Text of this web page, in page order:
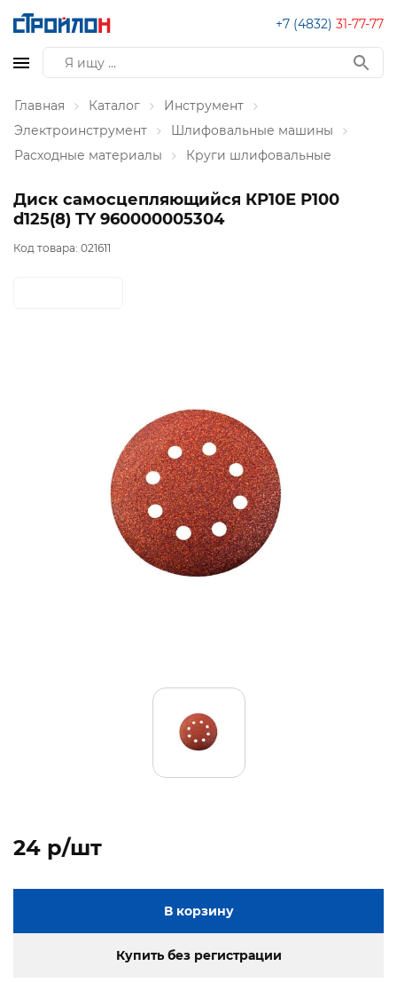
+7 (4832) 31-77-77
Главная Каталог
Инструмент
Электроинструмент
Шлифовальные машины
Расходные материалы
Круги шлифовальные
Диск самосцепляющийся КР10Е Р100
d125(8) TY 960000005304
Код товара: 021611
24 p/шт
В корзину
Купить без регистрации